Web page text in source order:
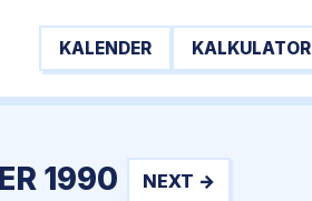
KALENDER KALKULATOR
1990 NEXT →